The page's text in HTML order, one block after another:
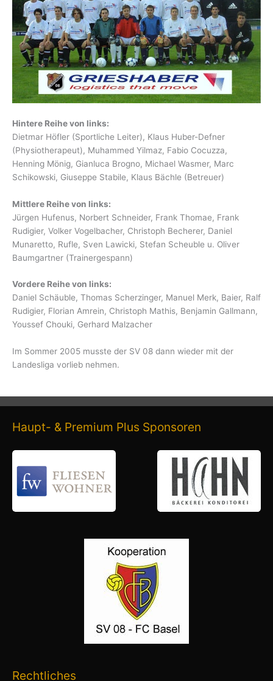
Hintere Reihe von links:
Dietmar Höfler (Sportliche Leiter), Klaus Huber-Defner
(Physiotherapeut), Muhammed Yilmaz, Fabio Cocuzza,
Henning Mönig, Gianluca Brogno, Michael Wasmer, Marc
Schikowski, Giuseppe Stabile, Klaus Bächle (Betreuer)
Mittlere Reihe von links:
Jürgen Hufenus, Norbert Schneider, Frank Thomae, Frank
Rudigier, Volker Vogelbacher, Christoph Becherer, Daniel
Munaretto, Rufle, Sven Lawicki, Stefan Scheuble u. Oliver
Baumgartner (Trainergespann)
Vordere Reihe von links:
Daniel Schäuble, Thomas Scherzinger, Manuel Merk, Baier, Ralf
Rudigier, Florian Amrein, Christoph Mathis, Benjamin Gallmann,
Youssef Chouki, Gerhard Malzacher
Im Sommer 2005 musste der SV 08 dann wieder mit der
Landesliga vorlieb nehmen.
Haupt- & Premium Plus Sponsoren
Rechtliches